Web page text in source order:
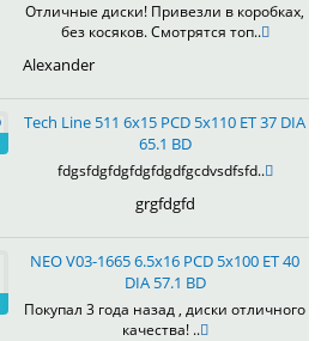
Отличные диски! Привезли в коробках,
без косяков. Смотрятся топ..
Alexander
Tech Line 511 6x15 PCD 5x110 ET 37 DIA
65.1 BD
fdgsfdgfdgfdgfdgdfgcdvsdfsfd..
grgfdgfd
NEO V03-1665 6.5x16 PCD 5x100 ET 40
DIA 57.1 BD
Покупал 3 года назад , диски отличного
качества! ..